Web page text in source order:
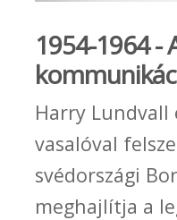
1954-1964 -
Harry Lundvall
vasalóval
svédországi
meghajlítja a